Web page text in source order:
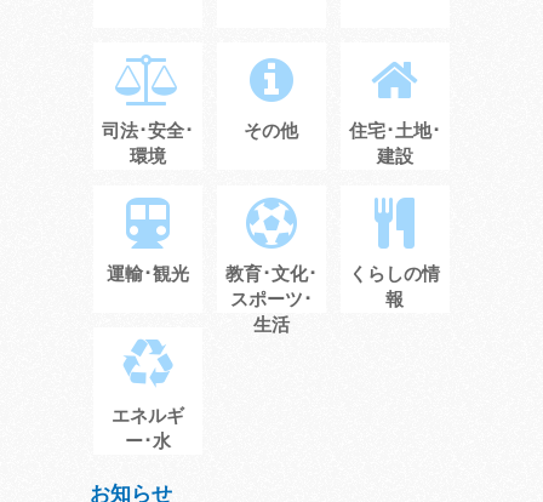
司法･安全･
環境
その他
住宅･土地･
建設
運輸･観光
教育･文化･
スポーツ･
生活
くらしの情
報
エネルギ
ー･水
お知らせ